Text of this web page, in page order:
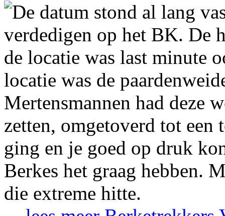
De datum stond al lang
verdedigen op het BK. De
de locatie was last minute
locatie was de
Mertensmannen had deze
zetten, omgetoverd tot
ging en je goed op druk
Berkes het graag hebben.
die extreme hitte.